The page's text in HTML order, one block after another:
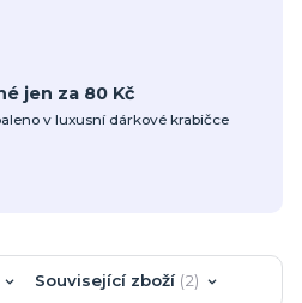
jen za 80 Kč
v luxusní dárkové krabičce
Související zboží 2